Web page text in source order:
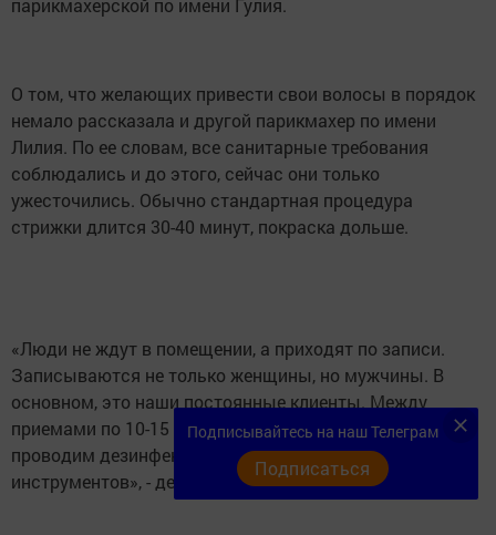
парикмахерской по имени Гулия.
О том, что желающих привести свои волосы в порядок
немало рассказала и другой парикмахер по имени
Лилия. По ее словам, все санитарные требования
соблюдались и до этого, сейчас они только
ужесточились. Обычно стандартная процедура
стрижки длится 30-40 минут, покраска дольше.
«Люди не ждут в помещении, а приходят по записи.
Записываются не только женщины, но мужчины. В
основном, это наши постоянные клиенты. Между
приемами по 10-15 минут проветриваем помещение и
проводим дезинфекцию рабочего места,
инструментов», - делится мастер.
Подписывайтесь на наш Телеграм
Подписаться